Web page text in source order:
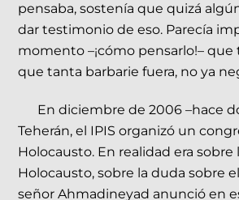
pensaba, sostenía que quizá
dar testimonio de eso. Parecía
momento –¡cómo pensarlo!–
que tanta barbarie fuera, no ya
En diciembre de 2006 –hace
Teherán, el IPIS organizó un
Holocausto. En realidad era
Holocausto, sobre la duda sobre
señor Ahmadineyad anunció en